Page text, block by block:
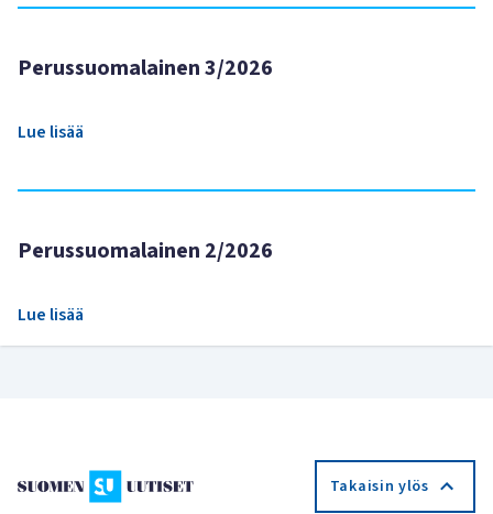
Perussuomalainen 3/2026
Lue lisää
Perussuomalainen 2/2026
Lue lisää
Takaisin ylös